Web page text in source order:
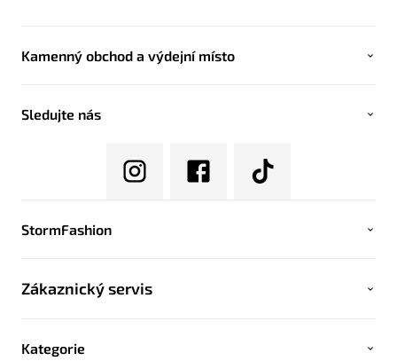
Kamenný obchod a výdejní místo
Sledujte nás
StormFashion
Zákaznický servis
Kategorie